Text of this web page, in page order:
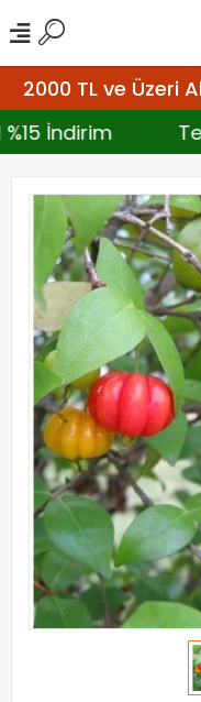
2000 TL ve Üzeri
%15 İndirim